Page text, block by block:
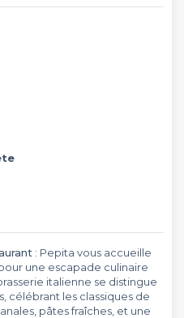
: Pepita vous accueille
une escapade culinaire
italienne se distingue
célébrant les classiques de
pâtes fraîches, et une